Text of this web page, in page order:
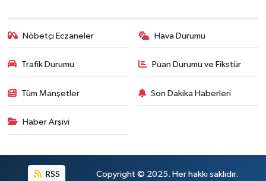
Nöbetçi Eczaneler Hava Durumu
Trafik Durumu Puan Durumu ve Fikstür
Tüm Manşetler Son Dakika Haberleri
Haber Arşivi
RSS Copyright © 2025. Her hakkı saklıdır.